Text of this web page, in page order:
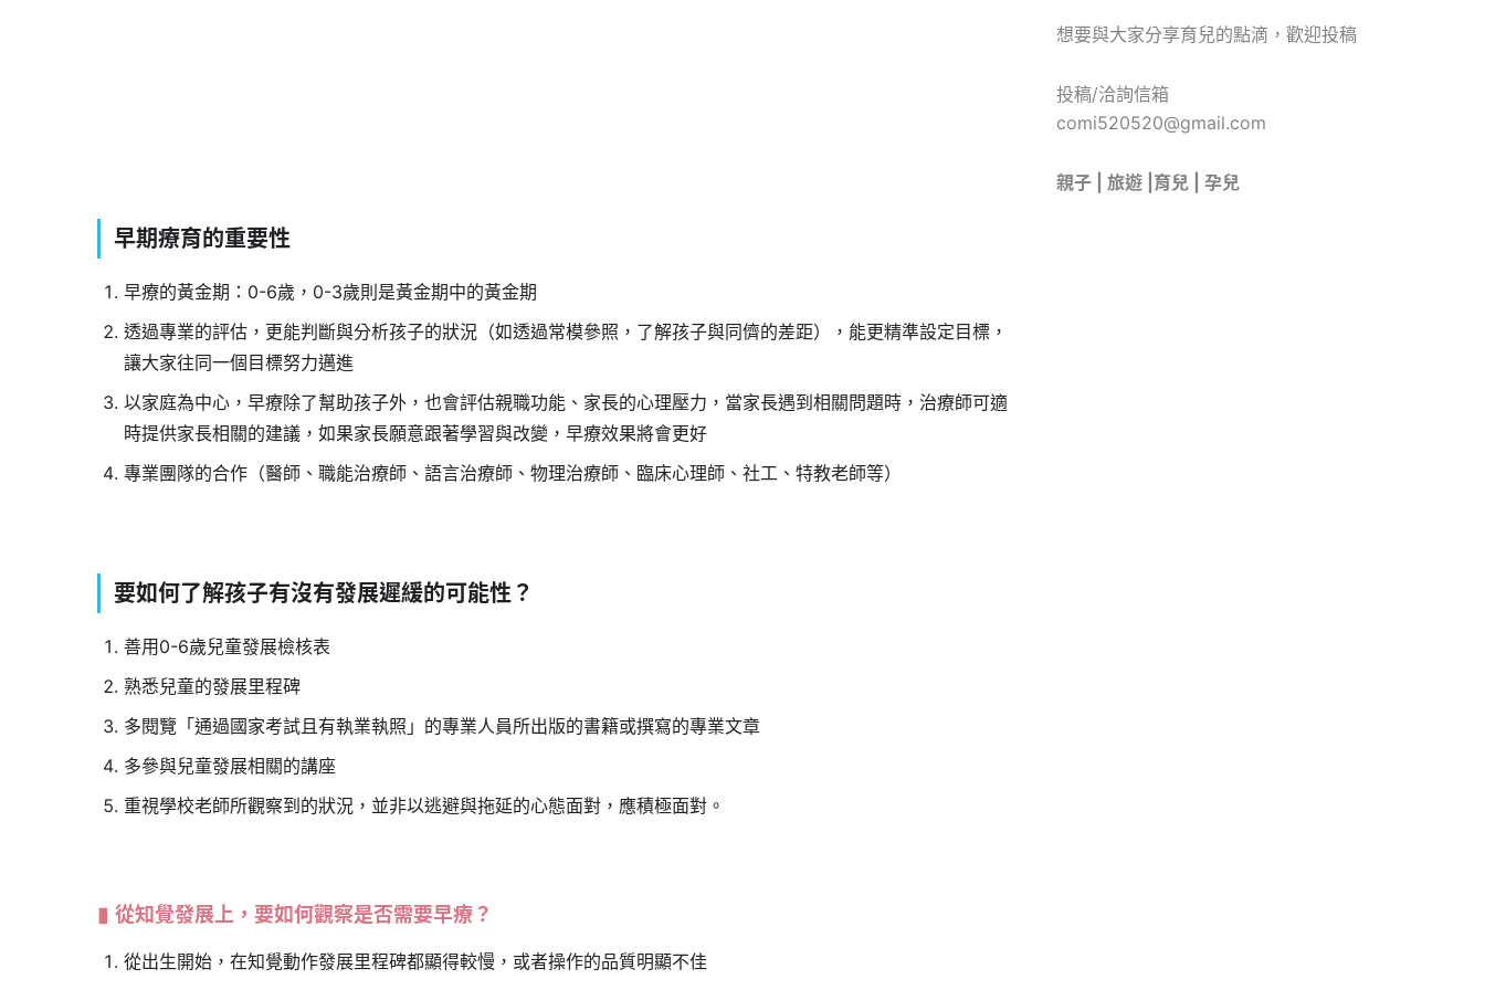
早期療育的重要性
早療的黃金期：0-6歲，0-3歲則是黃金期中的黃金期
透過專業的評估，更能判斷與分析孩子的狀況（如透過常模參照，了解孩子與同儕的差距），能更精準設定目標，
讓大家往同一個目標努力邁進
以家庭為中心，早療除了幫助孩子外，也會評估親職功能、家長的心理壓力，當家長遇到相關問題時，治療師可適
時提供家長相關的建議，如果家長願意跟著學習與改變，早療效果將會更好
專業團隊的合作（醫師、職能治療師、語言治療師、物理治療師、臨床心理師、社工、特教老師等）
要如何了解孩子有沒有發展遲緩的可能性？
善用0-6歲兒童發展檢核表
熟悉兒童的發展里程碑
多閱覽「通過國家考試且有執業執照」的專業人員所出版的書籍或撰寫的專業文章
多參與兒童發展相關的講座
重視學校老師所觀察到的狀況，並非以逃避與拖延的心態面對，應積極面對。
從知覺發展上，要如何觀察是否需要早療？
從出生開始，在知覺動作發展里程碑都顯得較慢，或者操作的品質明顯不佳
想要與大家分享育兒的點滴，歡迎投稿
投稿/洽詢信箱
comi520520@gmail.com
親子 | 旅遊 |育兒 | 孕兒